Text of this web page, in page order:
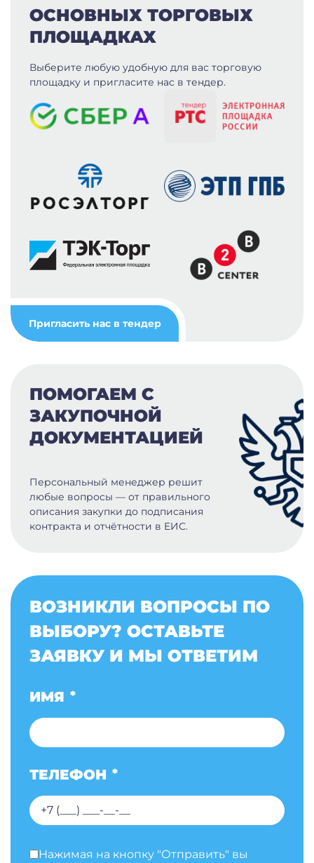
ОСНОВНЫХ ТОРГОВЫХ
ПЛОЩАДКАХ
Выберите любую удобную для вас торговую
площадку и пригласите нас в тендер.
Пригласить нас в тендер
ПОМОГАЕМ С
ЗАКУПОЧНОЙ
ДОКУМЕНТАЦИЕЙ
Персональный менеджер решит
любые вопросы — от правильного
описания закупки до подписания
контракта и отчётности в ЕИС.
ВОЗНИКЛИ ВОПРОСЫ ПО
ВЫБОРУ? ОСТАВЬТЕ
ЗАЯВКУ И МЫ ОТВЕТИМ
ИМЯ *
ТЕЛЕФОН *
Нажимая на кнопку "Отправить" вы